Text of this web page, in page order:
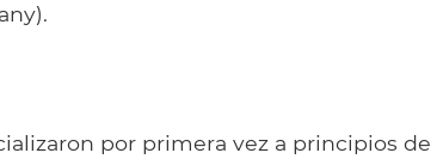
por primera vez a principios de